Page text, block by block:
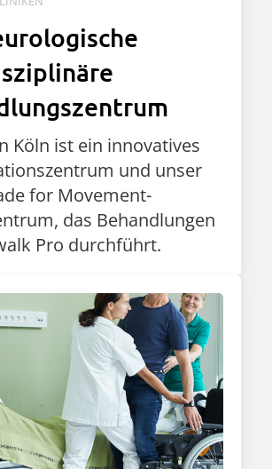
Köln ist ein innovatives
und unser
for Movement-
das Behandlungen
Pro durchführt.